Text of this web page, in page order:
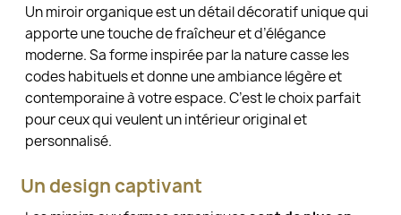
Un miroir organique est un détail décoratif unique qui
apporte une touche de fraîcheur et d’élégance
moderne. Sa forme inspirée par la nature casse les
codes habituels et donne une ambiance légère et
contemporaine à votre espace. C’est le choix parfait
pour ceux qui veulent un intérieur original et
personnalisé.
Un design captivant